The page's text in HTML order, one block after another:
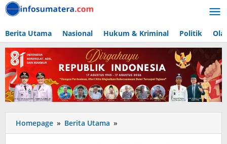
Lewati
ke
Berita Utama Nasional Hukum & Kriminal Politik
Homepage » Berita Utama »
Bank